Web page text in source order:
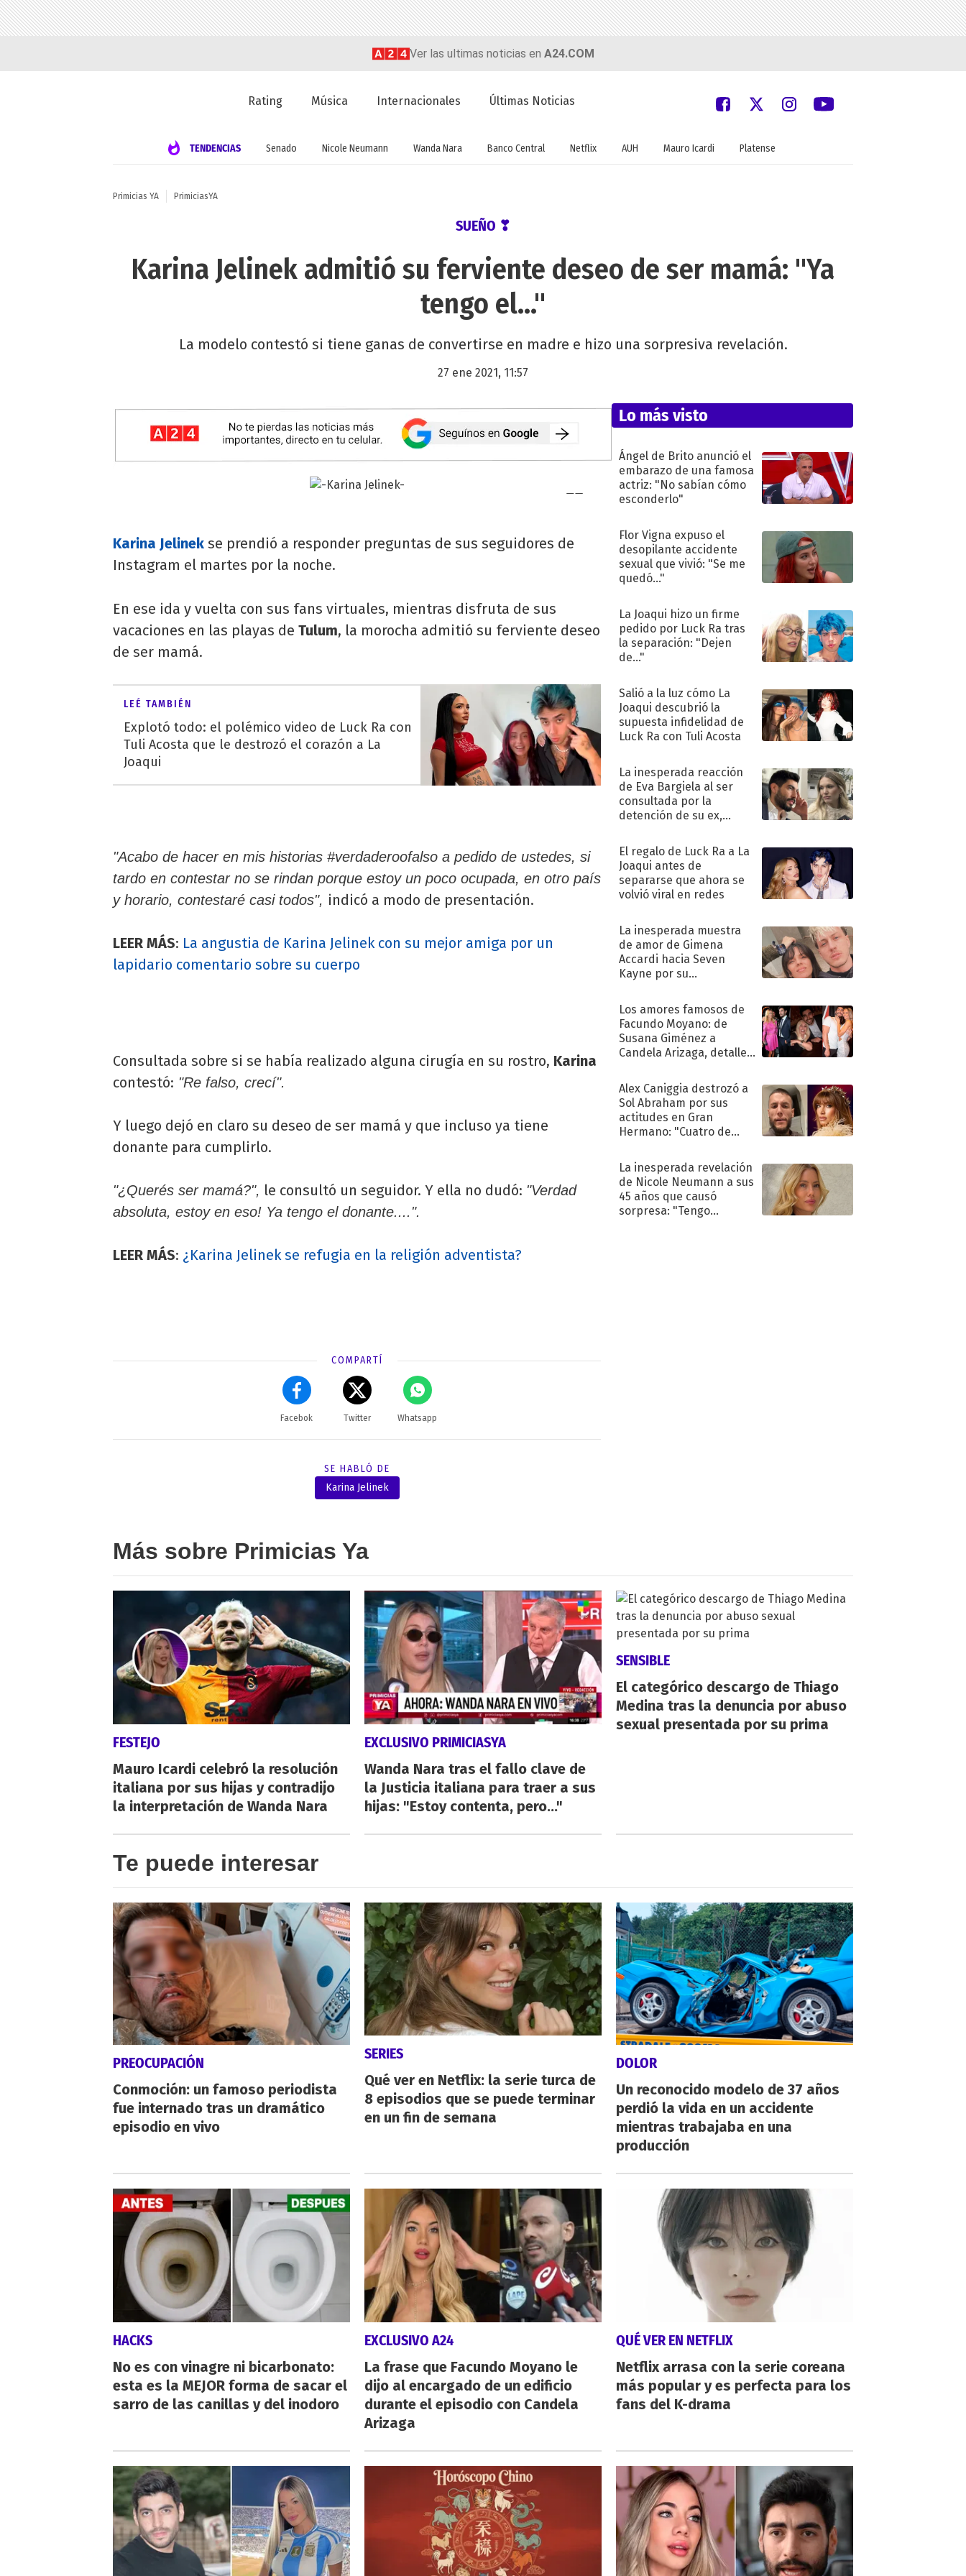
Ver las ultimas noticias en A24.COM
Rating Música Internacionales Últimas Noticias
TENDENCIAS Senado Nicole Neumann Wanda Nara Banco Central Netflix AUH Mauro Icardi Platense
Primicias YA PrimiciasYA
SUEÑO ❣
Karina Jelinek admitió su ferviente deseo de ser mamá: "Ya
tengo el..."
La modelo contestó si tiene ganas de convertirse en madre e hizo una sorpresiva revelación.
27 ene 2021, 11:57
Karina Jelinek se prendió a responder preguntas de sus seguidores de
Instagram el martes por la noche.
En ese ida y vuelta con sus fans virtuales, mientras disfruta de sus
vacaciones en las playas de Tulum, la morocha admitió su ferviente deseo
de ser mamá.
LEÉ TAMBIÉN
Explotó todo: el polémico video de Luck Ra con
Tuli Acosta que le destrozó el corazón a La
Joaqui
"Acabo de hacer en mis historias #verdaderoofalso a pedido de ustedes, si
tardo en contestar no se rindan porque estoy un poco ocupada, en otro país
y horario, contestaré casi todos", indicó a modo de presentación.
LEER MÁS: La angustia de Karina Jelinek con su mejor amiga por un
lapidario comentario sobre su cuerpo
Consultada sobre si se había realizado alguna cirugía en su rostro, Karina
contestó: "Re falso, crecí".
Y luego dejó en claro su deseo de ser mamá y que incluso ya tiene
donante para cumplirlo.
"¿Querés ser mamá?", le consultó un seguidor. Y ella no dudó: "Verdad
absoluta, estoy en eso! Ya tengo el donante....".
LEER MÁS: ¿Karina Jelinek se refugia en la religión adventista?
COMPARTÍ
Facebok Twitter Whatsapp
SE HABLÓ DE
Karina Jelinek
Lo más visto
Ángel de Brito anunció el
embarazo de una famosa
actriz: "No sabían cómo
esconderlo"
Flor Vigna expuso el
desopilante accidente
sexual que vivió: "Se me
quedó..."
La Joaqui hizo un firme
pedido por Luck Ra tras
la separación: "Dejen
de..."
Salió a la luz cómo La
Joaqui descubrió la
supuesta infidelidad de
Luck Ra con Tuli Acosta
La inesperada reacción
de Eva Bargiela al ser
consultada por la
detención de su ex,
El regalo de Luck Ra a La
Joaqui antes de
separarse que ahora se
volvió viral en redes
La inesperada muestra
de amor de Gimena
Accardi hacia Seven
Kayne por su
Los amores famosos de
Facundo Moyano: de
Susana Giménez a
Candela Arizaga, detalles
sentimental
Alex Caniggia destrozó a
Sol Abraham por sus
actitudes en Gran
Hermano: "Cuatro de
La inesperada revelación
de Nicole Neumann a sus
45 años que causó
sorpresa: "Tengo
Más sobre Primicias Ya
FESTEJO
Mauro Icardi celebró la resolución
italiana por sus hijas y contradijo
la interpretación de Wanda Nara
EXCLUSIVO PRIMICIASYA
Wanda Nara tras el fallo clave de
la Justicia italiana para traer a sus
hijas: "Estoy contenta, pero..."
SENSIBLE
El categórico descargo de Thiago
Medina tras la denuncia por abuso
sexual presentada por su prima
Te puede interesar
PREOCUPACIÓN
Conmoción: un famoso periodista
fue internado tras un dramático
episodio en vivo
SERIES
Qué ver en Netflix: la serie turca de
8 episodios que se puede terminar
en un fin de semana
DOLOR
Un reconocido modelo de 37 años
perdió la vida en un accidente
mientras trabajaba en una
producción
HACKS
No es con vinagre ni bicarbonato:
esta es la MEJOR forma de sacar el
sarro de las canillas y del inodoro
EXCLUSIVO A24
La frase que Facundo Moyano le
dijo al encargado de un edificio
durante el episodio con Candela
Arizaga
QUÉ VER EN NETFLIX
Netflix arrasa con la serie coreana
más popular y es perfecta para los
fans del K-drama